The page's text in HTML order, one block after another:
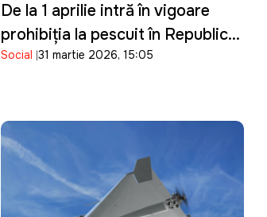
De la 1 aprilie intră în vigoare
prohibiția la pescuit în Republica
Moldova
Social 31 martie 2026, 15:05